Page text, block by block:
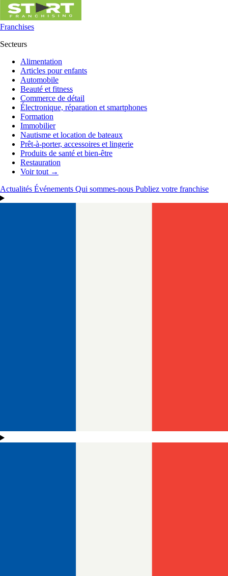
Franchises
Secteurs
Alimentation
Articles pour enfants
Automobile
Beauté et fitness
Commerce de détail
Électronique, réparation et smartphones
Formation
Immobilier
Nautisme et location de bateaux
Prêt-à-porter, accessoires et lingerie
Produits de santé et bien-être
Restauration
Voir tout →
Actualités Événements Qui sommes-nous Publiez votre franchise